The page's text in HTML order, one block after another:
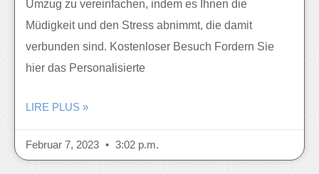
Umzug zu vereinfachen, indem es Ihnen die
Müdigkeit und den Stress abnimmt, die damit
verbunden sind. Kostenloser Besuch Fordern Sie
hier das Personalisierte
LIRE PLUS »
Februar 7, 2023 3:02 p.m.